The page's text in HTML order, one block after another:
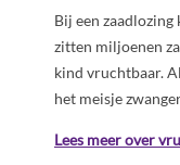
Bij een
zitten miljoenen
kind vruchtbaar.
het meisje
Lees meer over